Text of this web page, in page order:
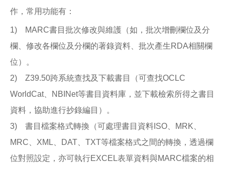
作，常用功能有：
1) MARC書目批次修改與維護（如，批次增刪欄位及分
欄、修改各欄位及分欄的著錄資料、批次產生RDA相關欄
位）。
2) Z39.50跨系統查找及下載書目（可查找OCLC
WorldCat、NBINet等書目資料庫，並下載檢索所得之書目
資料，協助進行抄錄編目）。
3) 書目檔案格式轉換（可處理書目資料ISO、MRK、
MRC、XML、DAT、TXT等檔案格式之間的轉換，透過欄
位對照設定，亦可執行EXCEL表單資料與MARC檔案的相